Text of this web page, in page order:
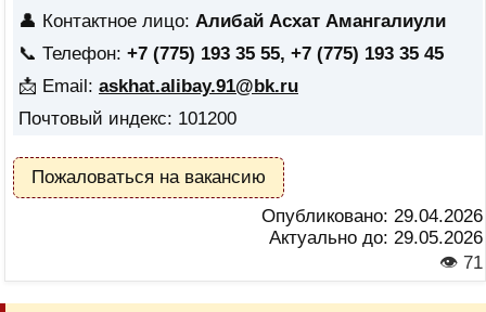
👤 Контактное лицо: Алибай Асхат Амангалиули
📞 Телефон: +7 (775) 193 35 55, +7 (775) 193 35 45
📩 Email: askhat.alibay.91@bk.ru
Почтовый индекс: 101200
Пожаловаться на вакансию
Опубликовано: 29.04.2026
Актуально до: 29.05.2026
👁 71